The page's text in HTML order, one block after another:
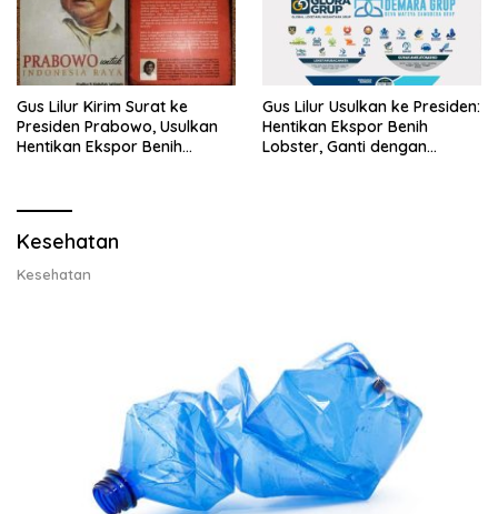
Gus Lilur Kirim Surat ke
Presiden Prabowo, Usulkan
Hentikan Ekspor Benih
Gus Lilur Usulkan ke Presiden:
Hentikan Ekspor Benih
Lobster, Ganti dengan
Kesehatan
Kesehatan